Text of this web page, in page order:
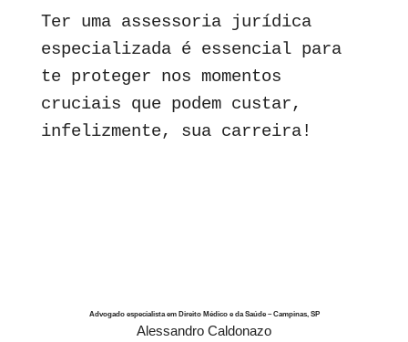
Ter uma assessoria jurídica
especializada é essencial para
te proteger nos momentos
cruciais que podem custar,
infelizmente, sua carreira!
Advogado especialista em Direito Médico e da Saúde – Campinas, SP
Alessandro Caldonazo